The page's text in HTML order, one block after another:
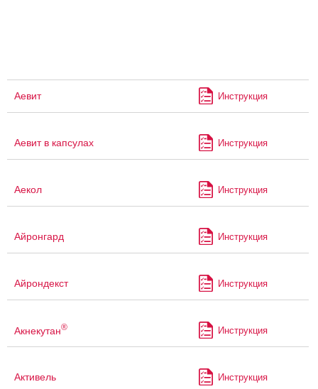
Аевит Инструкция
Аевит в капсулах Инструкция
Аекол Инструкция
Айронгард Инструкция
Айрондекст Инструкция
Акнекутан® Инструкция
Активель Инструкция